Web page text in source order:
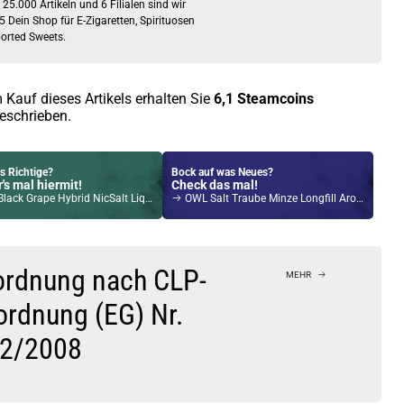
25.000 Artikeln und 6 Filialen sind wir
Dein Shop für E-Zigaretten, Spirituosen
Sweets.
Kauf dieses Artikels erhalten Sie 6,1 Steamcoins
Richtige?
mal hiermit!
Grape Hybrid NicSalt Liquid by Riot Squad 10ml / 5mg
Bock auf was Neues?
Check das mal!
OWL Salt Traube Minze Longfill Aroma
nach CLP-
(EG) Nr.
2008
MEHR